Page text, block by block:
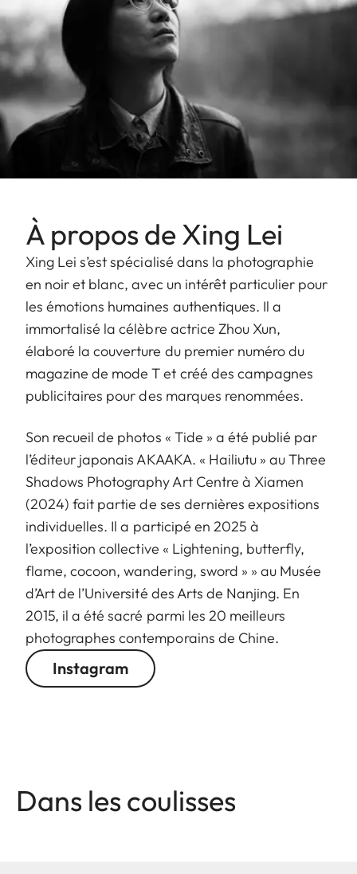
À propos de Xing Lei
Xing Lei s’est spécialisé dans la photographie
en noir et blanc, avec un intérêt particulier pour
les émotions humaines authentiques. Il a
immortalisé la célèbre actrice Zhou Xun,
élaboré la couverture du premier numéro du
magazine de mode T et créé des campagnes
publicitaires pour des marques renommées.
Son recueil de photos « Tide » a été publié par
l’éditeur japonais AKAAKA. « Hailiutu » au Three
Shadows Photography Art Centre à Xiamen
(2024) fait partie de ses dernières expositions
individuelles. Il a participé en 2025 à
l’exposition collective « Lightening, butterfly,
flame, cocoon, wandering, sword » » au Musée
d’Art de l’Université des Arts de Nanjing. En
2015, il a été sacré parmi les 20 meilleurs
photographes contemporains de Chine.
Instagram
Dans les coulisses